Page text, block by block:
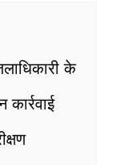
के
कार्रवाई